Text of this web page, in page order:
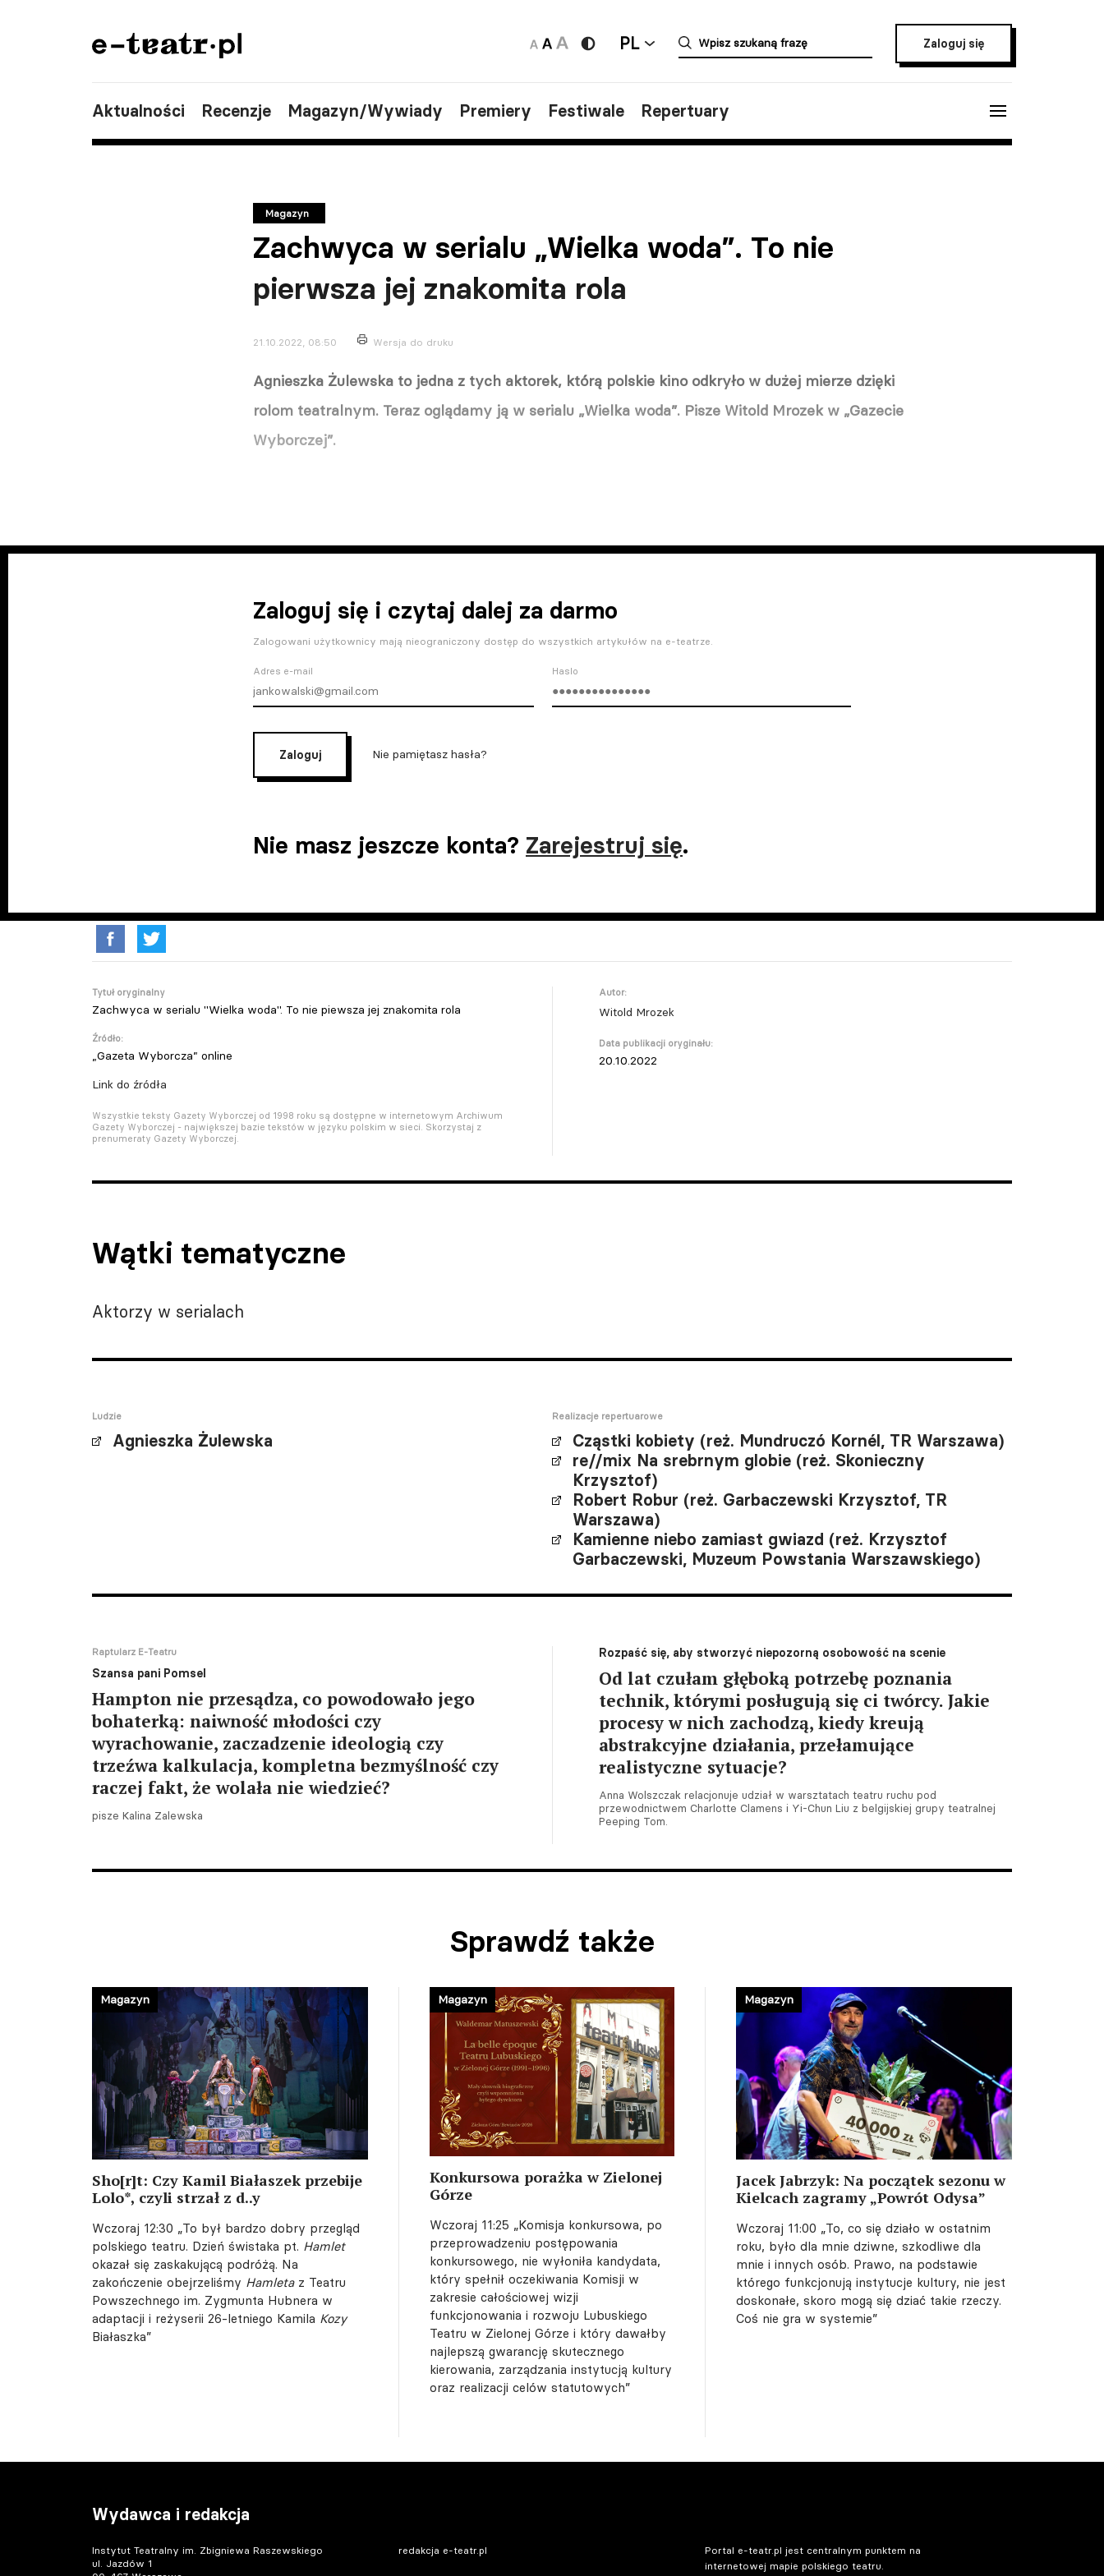
PL Zaloguj się
Aktualności Recenzje Magazyn/Wywiady Premiery Festiwale Repertuary
Magazyn
Zachwyca w serialu „Wielka woda”. To nie
pierwsza jej znakomita rola
21.10.2022, 08:50 Wersja do druku
Agnieszka Żulewska to jedna z tych aktorek, którą polskie kino odkryło w dużej mierze dzięki
rolom teatralnym. Teraz oglądamy ją w serialu „Wielka woda”. Pisze Witold Mrozek w „Gazecie
Wyborczej”.
Zaloguj się i czytaj dalej za darmo
Zalogowani użytkownicy mają nieograniczony dostęp do wszystkich artykułów na e-teatrze.
Adres e-mail Haslo
Zaloguj Nie pamiętasz hasła?
Nie masz jeszcze konta? Zarejestruj się.
Tytuł oryginalny
Zachwyca w serialu "Wielka woda". To nie piewsza jej znakomita rola
Źródło:
„Gazeta Wyborcza” online
Link do źródła
Wszystkie teksty Gazety Wyborczej od 1998 roku są dostępne w internetowym Archiwum
Gazety Wyborczej - największej bazie tekstów w języku polskim w sieci. Skorzystaj z
prenumeraty Gazety Wyborczej.
Autor:
Witold Mrozek
Data publikacji oryginału:
20.10.2022
Wątki tematyczne
Aktorzy w serialach
Ludzie
Agnieszka Żulewska
Realizacje repertuarowe
Cząstki kobiety (reż. Mundruczó Kornél, TR Warszawa)
re//mix Na srebrnym globie (reż. Skonieczny
Krzysztof)
Robert Robur (reż. Garbaczewski Krzysztof, TR
Warszawa)
Kamienne niebo zamiast gwiazd (reż. Krzysztof
Garbaczewski, Muzeum Powstania Warszawskiego)
Raptularz E-Teatru
Szansa pani Pomsel
Hampton nie przesądza, co powodowało jego
bohaterką: naiwność młodości czy
wyrachowanie, zaczadzenie ideologią czy
trzeźwa kalkulacja, kompletna bezmyślność czy
raczej fakt, że wolała nie wiedzieć?
pisze Kalina Zalewska
Rozpaść się, aby stworzyć niepozorną osobowość na scenie
Od lat czułam głęboką potrzebę poznania
technik, którymi posługują się ci twórcy. Jakie
procesy w nich zachodzą, kiedy kreują
abstrakcyjne działania, przełamujące
realistyczne sytuacje?
Anna Wolszczak relacjonuje udział w warsztatach teatru ruchu pod
przewodnictwem Charlotte Clamens i Yi-Chun Liu z belgijskiej grupy teatralnej
Peeping Tom.
Sprawdź także
Sho[r]t: Czy Kamil Białaszek przebije
Lolo*, czyli strzał z d..y
Wczoraj 12:30 „To był bardzo dobry przegląd
polskiego teatru. Dzień świstaka pt. Hamlet
okazał się zaskakującą podróżą. Na
zakończenie obejrzeliśmy Hamletaz Teatru
Powszechnego im. Zygmunta Hubnera w
adaptacji i reżyserii 26-letniego Kamila Kozy
Białaszka”
Magazyn
Konkursowa porażka w Zielonej
Górze
Wczoraj 11:25 „Komisja konkursowa, po
przeprowadzeniu postępowania
konkursowego, nie wyłoniła kandydata,
który spełnił oczekiwania Komisji w
zakresie całościowej wizji
funkcjonowania i rozwoju Lubuskiego
Teatru w Zielonej Górze i który dawałby
najlepszą gwarancję skutecznego
kierowania, zarządzania instytucją kultury
oraz realizacji celów statutowych”
Magazyn
Jacek Jabrzyk: Na początek sezonu w
Kielcach zagramy „Powrót Odysa”
Wczoraj 11:00 „To, co się działo w ostatnim
roku, było dla mnie dziwne, szkodliwe dla
mnie i innych osób. Prawo, na podstawie
którego funkcjonują instytucje kultury, nie jest
doskonałe, skoro mogą się dziać takie rzeczy.
Coś nie gra w systemie”
Magazyn
Wydawca i redakcja
Instytut Teatralny im. Zbigniewa Raszewskiego
ul. Jazdów 1
redakcja e-teatr.pl
Portal e-teatr.pl jest centralnym punktem na
internetowej mapie polskiego teatru.